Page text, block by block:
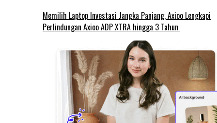
Memilih Laptop Investasi Jangka Panjang, Axioo Lengkapi
Perlindungan Axioo ADP XTRA hingga 3 Tahun